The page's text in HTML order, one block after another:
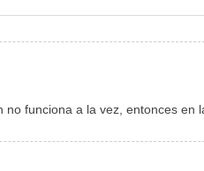
funciona a la vez, entonces